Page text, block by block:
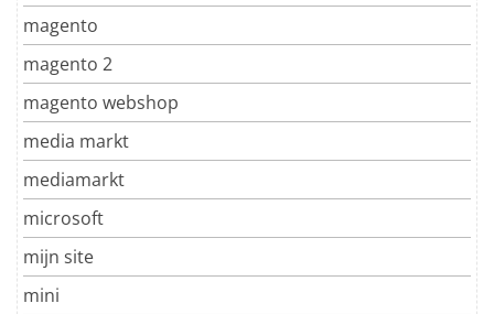
magento
magento 2
magento webshop
media markt
mediamarkt
microsoft
mijn site
mini